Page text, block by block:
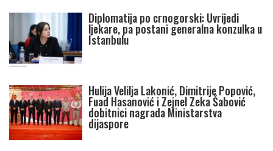
Diplomatija po crnogorski: Uvrijedi
ljekare, pa postani generalna konzulka u
Istanbulu
Hulija Velilja Lakonić, Dimitrije Popović,
Fuad Hasanović i Zejnel Zeka Šabović
dobitnici nagrada Ministarstva
dijaspore